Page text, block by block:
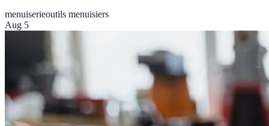
menuiserieoutils menuisiers
Aug 5